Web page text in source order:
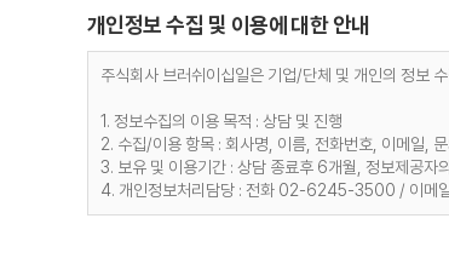
개인정보 수집 및 이용에 대한 안내
주식회사 브러쉬이십일은 기업/단체 및 개인의 정보
1. 정보수집의 이용 목적 : 상담 및 진행
2. 수집/이용 항목 : 회사명, 이름, 전화번호, 이메일,
3. 보유 및 이용기간 : 상담 종료후 6개월, 정보제공자
4. 개인정보처리담당 : 전화 02-6245-3500 / 이